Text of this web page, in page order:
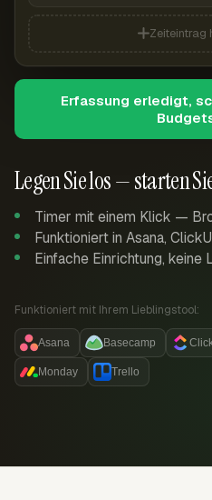
Legen Sie los — starten
Timer mit einem Klick —
Funktioniert in Asana,
Einfache Einrichtung, keine
Funktioniert mit Ihrem Lieblingstool:
Asana Basecamp
Monday Trello
Zeiteintrag
Erfassung erledigt,